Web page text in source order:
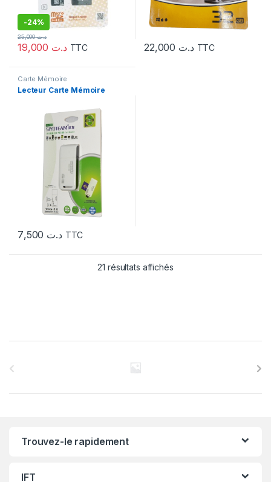
-24%
د.ت
د.ت25,000
TTC د.ت TTC
Carte Mémoire
Lecteur Carte Mémoire
د.ت TTC
21 résultats affichés
Trouvez-le rapidement
IFT